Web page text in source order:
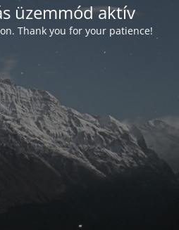
üzemmód aktív
Thank you for your patience!